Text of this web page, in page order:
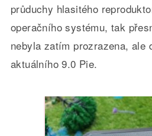
průduchy hlasitého
operačního systému, tak
nebyla zatím prozrazena, ale
aktuálního 9.0 Pie.